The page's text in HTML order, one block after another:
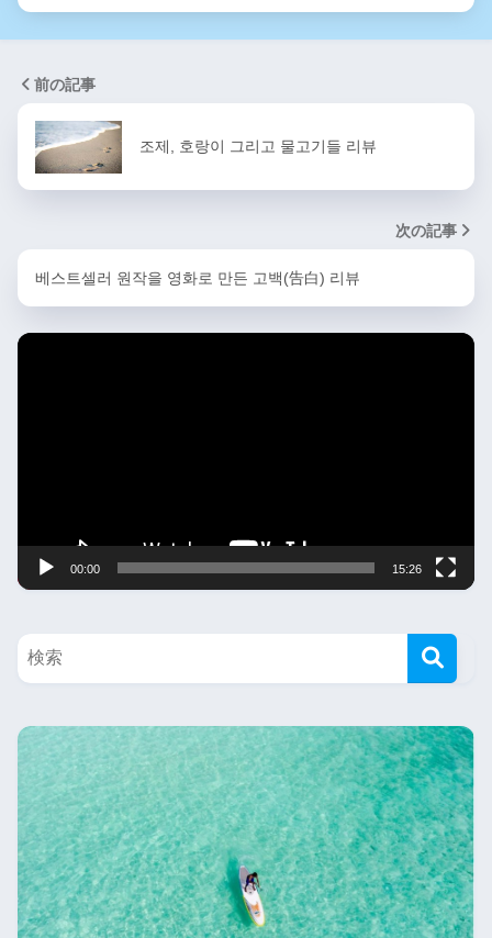
前の記事
조제, 호랑이 그리고 물고기들 리뷰
次の記事
베스트셀러 원작을 영화로 만든 고백(告白) 리뷰
동
00:00 15:26